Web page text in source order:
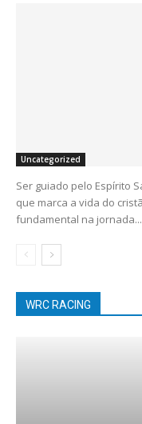
Uncategorized
Ser guiado pelo Espírito
que marca a vida do
fundamental na jornada...
WRC RACING